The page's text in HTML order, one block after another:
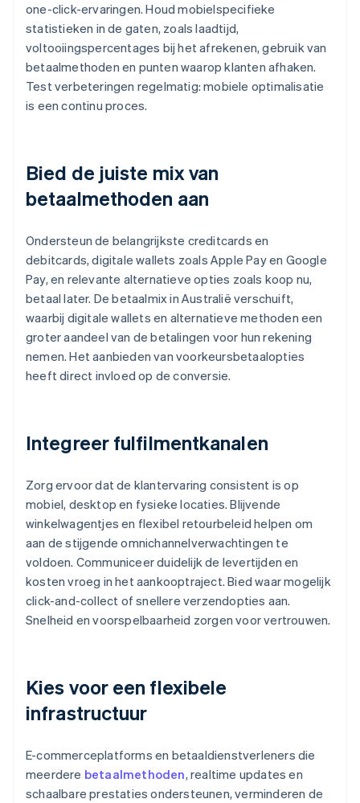
one-click-ervaringen. Houd mobielspecifieke
statistieken in de gaten, zoals laadtijd,
voltooiingspercentages bij het afrekenen, gebruik van
betaalmethoden en punten waarop klanten afhaken.
Test verbeteringen regelmatig: mobiele optimalisatie
is een continu proces.
Bied de juiste mix van
betaalmethoden aan
Ondersteun de belangrijkste creditcards en
debitcards, digitale wallets zoals Apple Pay en Google
Pay, en relevante alternatieve opties zoals koop nu,
betaal later. De betaalmix in Australië verschuift,
waarbij digitale wallets en alternatieve methoden een
groter aandeel van de betalingen voor hun rekening
nemen. Het aanbieden van voorkeursbetaalopties
heeft direct invloed op de conversie.
Integreer fulfilmentkanalen
Zorg ervoor dat de klantervaring consistent is op
mobiel, desktop en fysieke locaties. Blijvende
winkelwagentjes en flexibel retourbeleid helpen om
aan de stijgende omnichannelverwachtingen te
voldoen. Communiceer duidelijk de levertijden en
kosten vroeg in het aankooptraject. Bied waar mogelijk
click-and-collect of snellere verzendopties aan.
Snelheid en voorspelbaarheid zorgen voor vertrouwen.
Kies voor een flexibele
infrastructuur
E-commerceplatforms en betaaldienstverleners die
meerdere betaalmethoden, realtime updates en
schaalbare prestaties ondersteunen, verminderen de